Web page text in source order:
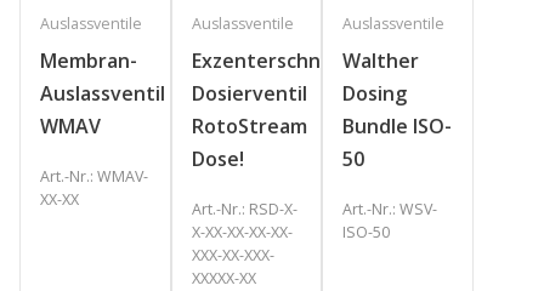
Auslassventile
Membran-
Auslassventil
WMAV
Art.-Nr.: WMAV-
XX-XX
Auslassventile
Exzenterschnecken-
Dosierventil
RotoStream
Dose!
Art.-Nr.: RSD-X-
X-XX-XX-XX-XX-
XXX-XX-XXX-
XXXXX-XX
Auslassventile
Walther
Dosing
Bundle ISO-
50
Art.-Nr.: WSV-
ISO-50